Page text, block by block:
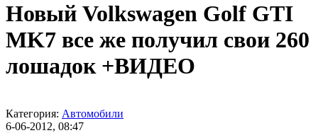
Новый Volkswagen Golf GTI
MK7 все же получил свои 260
лошадок +ВИДЕО
Категория: Автомобили
6-06-2012, 08:47